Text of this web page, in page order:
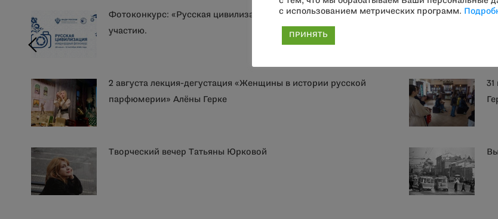
Фотоконкурс: «Русская цивилизация». Приглашаем к
участию.
2
2 августа лекция-дегустация «Женщины в истории русской
парфюмерии» Алёны Герке
Творческий вечер Татьяны Юрковой
с использованием метрических программ.
ПРИНЯТЬ